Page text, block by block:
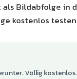
Bildabfolge in
kostenlos
Völlig kostenlos.